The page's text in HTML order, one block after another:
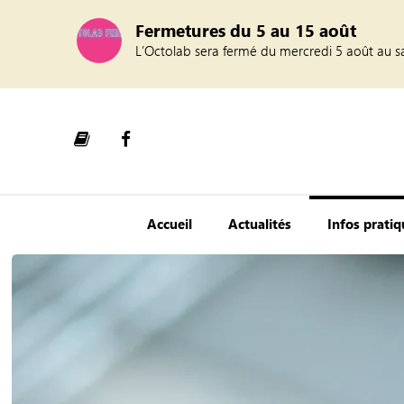
Fermetures du 5 au 15 août
L’Octolab sera fermé du mercredi 5 août au
Accueil Actualités Infos